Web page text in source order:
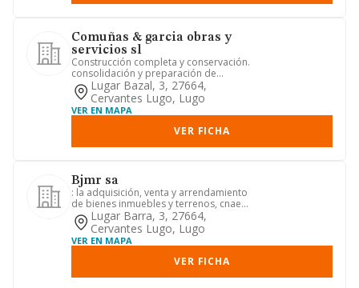
Comuñas & garcia obras y
servicios sl
Construcción completa y conservación.
consolidación y preparación de
terrenos para obra civil. serv...
Lugar Bazal, 3, 27664,
Cervantes Lugo, Lugo
VER EN MAPA
VER FICHA
Bjmr sa
: la adquisición, venta y arrendamiento
de bienes inmuebles y terrenos, cnaes
6810 y 6820.asimismo,...
Lugar Barra, 3, 27664,
Cervantes Lugo, Lugo
VER EN MAPA
VER FICHA